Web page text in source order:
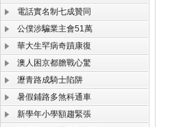
電話實名制七成贊同
公僕涉騙業主會51萬
華大生罕病奇蹟康復
澳人困京都膽戰心驚
瀝青路成騎士陷阱
暑假鋪路多煞科通車
新學年小學額趨緊張